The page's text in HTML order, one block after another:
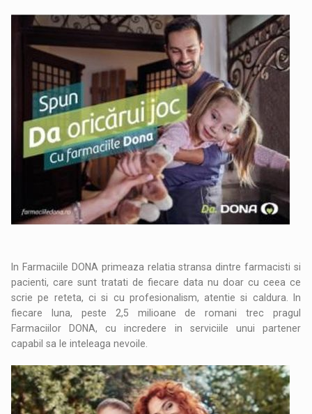
In Farmaciile DONA primeaza relatia stransa dintre farmacisti si
pacienti, care sunt tratati de fiecare data nu doar cu ceea ce
scrie pe reteta, ci si cu profesionalism, atentie si caldura. In
fiecare luna, peste 2,5 milioane de romani trec pragul
Farmaciilor DONA, cu incredere in serviciile unui partener
capabil sa le inteleaga nevoile.